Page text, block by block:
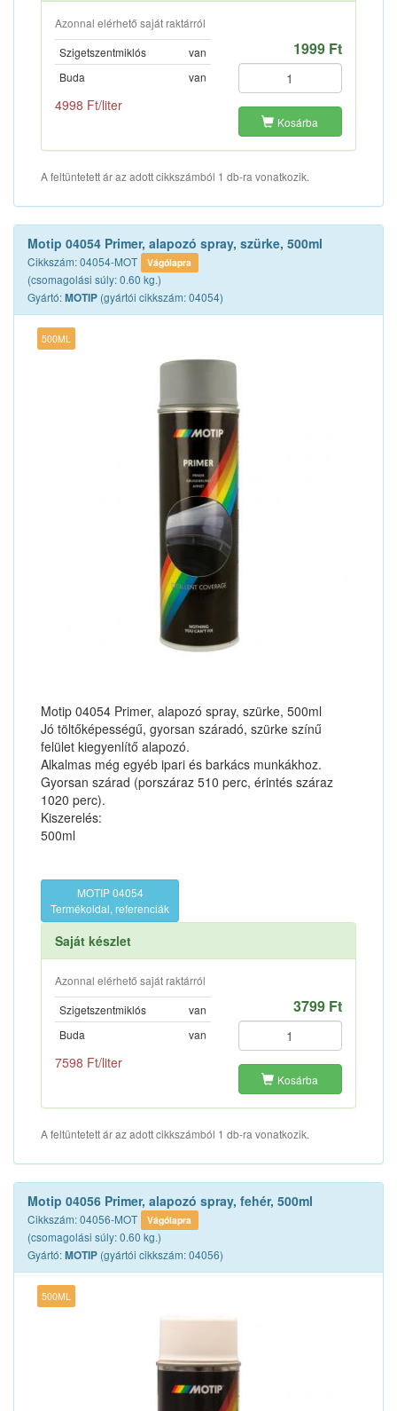
Azonnal elérhető saját raktárról
Szigetszentmiklós
van
Buda
van
4998 Ft/liter
1999 Ft
Kosárba
A feltüntetett ár az adott cikkszámból 1 db-ra vonatkozik.
Motip 04054 Primer, alapozó spray, szürke, 500ml
Cikkszám: 04054-MOT Vágólapra
(csomagolási súly: 0.60 kg.)
Gyártó:MOTIP (gyártói cikkszám: 04054)
500ML
Motip 04054 Primer, alapozó spray, szürke, 500ml
Jó töltőképességű, gyorsan száradó, szürke színű
felület kiegyenlítő alapozó.
Alkalmas még egyéb ipari és barkács munkákhoz.
Gyorsan szárad (porszáraz 510 perc, érintés száraz
1020 perc).
Kiszerelés:
500ml
MOTIP 04054
Termékoldal, referenciák
Saját készlet
Azonnal elérhető saját raktárról
Szigetszentmiklós
van
Buda
van
7598 Ft/liter
3799 Ft
Kosárba
A feltüntetett ár az adott cikkszámból 1 db-ra vonatkozik.
Motip 04056 Primer, alapozó spray, fehér, 500ml
Cikkszám: 04056-MOT Vágólapra
(csomagolási súly: 0.60 kg.)
Gyártó:MOTIP (gyártói cikkszám: 04056)
500ML